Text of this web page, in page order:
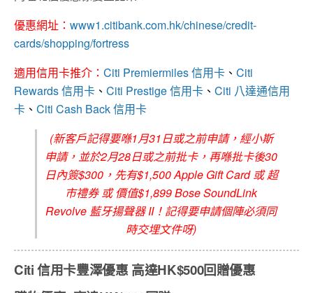
優惠網址： www1.citibank.com.hk/chinese/credit-
cards/shopping/fortress
適用信用卡推介： Citi Premiermiles 信用卡 、 Citi
Rewards 信用卡 、 Citi Prestige 信用卡 、 Citi 八達通信用
卡 、 Citi Cash Back 信用卡
(新客戶記得要喺1月31日或之前申請，經小斯
申請，並於2月28日或之前批卡，再喺批卡後30
日內簽$300，先有$1,500 Apple Gift Card 或 超
市禮券 或 價值$1,899 Bose SoundLink
Revolve 藍牙揚聲器 II！記得要申請個陣必須同
時交埋文件呀)
Citi 信用卡豐澤優惠 高達HK$500回贈優惠